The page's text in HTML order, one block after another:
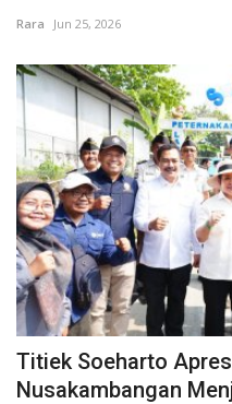
Rara Jun 25, 2026
Titiek Soeharto
Nusakambangan